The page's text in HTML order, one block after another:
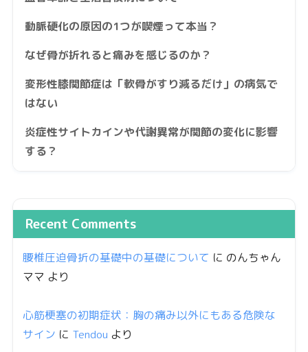
動脈硬化の原因の1つが喫煙って本当？
なぜ骨が折れると痛みを感じるのか？
変形性膝関節症は「軟骨がすり減るだけ」の病気で
はない
炎症性サイトカインや代謝異常が関節の変化に影響
する？
Recent Comments
腰椎圧迫骨折の基礎中の基礎について に のんちゃん
ママ より
心筋梗塞の初期症状：胸の痛み以外にもある危険な
サイン に Tendou より